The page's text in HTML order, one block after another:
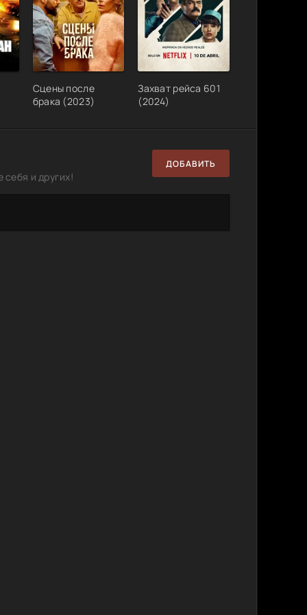
(1973)
6.59
GB
2 0
Сцены после
брака (2023)
Захват рейса 601
(2024)
и других!
ДОБАВИТЬ